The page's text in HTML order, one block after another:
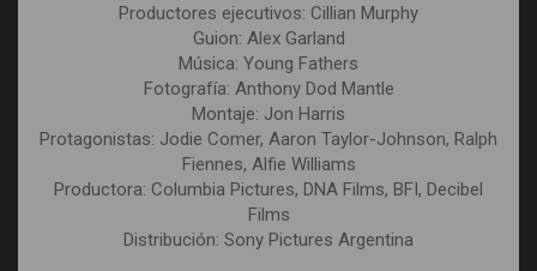
Productores ejecutivos: Cillian Murphy
Guion: Alex Garland
Música: Young Fathers
Fotografía: Anthony Dod Mantle
Montaje: Jon Harris
Protagonistas: Jodie Comer, Aaron Taylor-Johnson, Ralph
Fiennes, Alfie Williams
Productora: Columbia Pictures, DNA Films, BFI, Decibel
Films
Distribución: Sony Pictures Argentina